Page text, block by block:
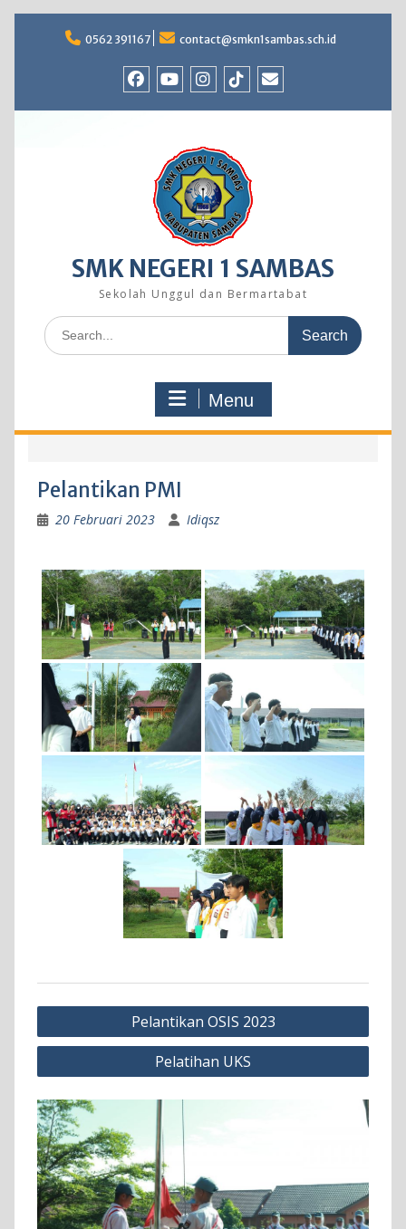
0562 391167 contact@smkn1sambas.sch.id
SMK NEGERI 1 SAMBAS
Sekolah Unggul dan Bermartabat
Search
for:
Menu
Pelantikan PMI
20 Februari 2023 Idiqsz
Navigasi
pos
Pelantikan OSIS 2023
Pelatihan UKS